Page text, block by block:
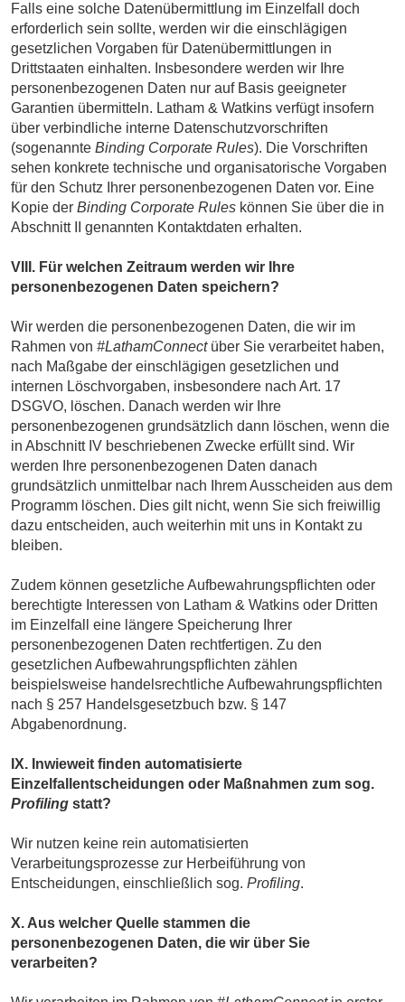
Falls eine solche Datenübermittlung im Einzelfall doch
erforderlich sein sollte, werden wir die einschlägigen
gesetzlichen Vorgaben für Datenübermittlungen in
Drittstaaten einhalten. Insbesondere werden wir Ihre
personenbezogenen Daten nur auf Basis geeigneter
Garantien übermitteln. Latham & Watkins verfügt insofern
über verbindliche interne Datenschutzvorschriften
(sogenannte Binding Corporate Rules). Die Vorschriften
sehen konkrete technische und organisatorische Vorgaben
für den Schutz Ihrer personenbezogenen Daten vor. Eine
Kopie der Binding Corporate Rules können Sie über die in
Abschnitt II genannten Kontaktdaten erhalten.
VIII. Für welchen Zeitraum werden wir Ihre
personenbezogenen Daten speichern?
Wir werden die personenbezogenen Daten, die wir im
Rahmen von #LathamConnectüber Sie verarbeitet haben,
nach Maßgabe der einschlägigen gesetzlichen und
internen Löschvorgaben, insbesondere nach Art. 17
DSGVO, löschen. Danach werden wir Ihre
personenbezogenen grundsätzlich dann löschen, wenn die
in Abschnitt IV beschriebenen Zwecke erfüllt sind. Wir
werden Ihre personenbezogenen Daten danach
grundsätzlich unmittelbar nach Ihrem Ausscheiden aus dem
Programm löschen. Dies gilt nicht, wenn Sie sich freiwillig
dazu entscheiden, auch weiterhin mit uns in Kontakt zu
bleiben.
Zudem können gesetzliche Aufbewahrungspflichten oder
berechtigte Interessen von Latham & Watkins oder Dritten
im Einzelfall eine längere Speicherung Ihrer
personenbezogenen Daten rechtfertigen. Zu den
gesetzlichen Aufbewahrungspflichten zählen
beispielsweise handelsrechtliche Aufbewahrungspflichten
nach § 257 Handelsgesetzbuch bzw. § 147
Abgabenordnung.
IX. Inwieweit finden automatisierte
Einzelfallentscheidungen oder Maßnahmen zum sog.
Profiling statt?
Wir nutzen keine rein automatisierten
Verarbeitungsprozesse zur Herbeiführung von
Entscheidungen, einschließlich sog. Profiling.
X. Aus welcher Quelle stammen die
personenbezogenen Daten, die wir über Sie
verarbeiten?